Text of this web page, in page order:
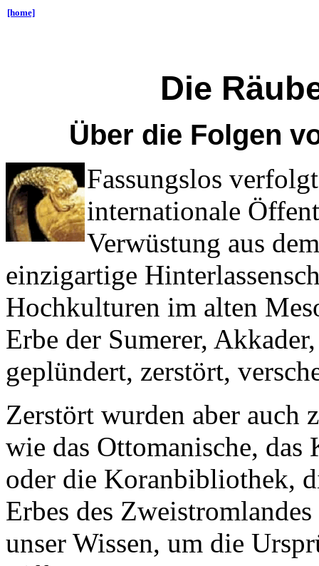
[home]
Die
Über die Folgen
Fassungslos
internationale
Verwüstung aus
einzigartige
Hochkulturen im alten
Erbe der Sumerer,
geplündert, zerstört,
Zerstört wurden aber auch
wie das Ottomanische,
oder die Koranbibliothek,
Erbes des
unser Wissen, um die